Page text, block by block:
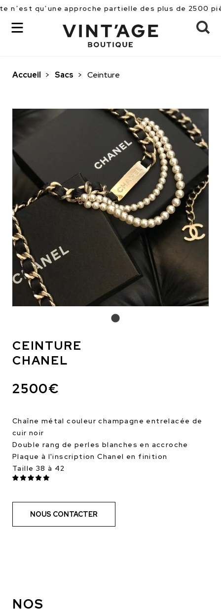
approche partielle des plus de 2500 pièces
Accueil > Sacs > Ceinture
CEINTURE
CHANEL
2500€
Chaîne métal couleur champagne entrelacée de
cuir noir
Double rang de perles blanches en accroche
Plaque à l'inscription Chanel en finition
Taille 38 à 42
NOUS CONTACTER
NOS